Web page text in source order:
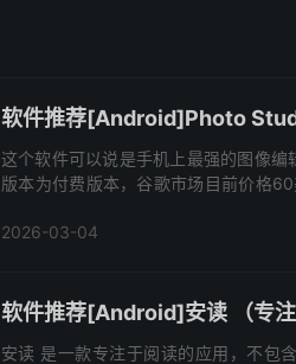
软件推荐[Android]Photo
这个软件可以说是手机上最强的图像
版本为付费版本，谷歌市场目前价格
2026-03-04
软件推荐[Android]安读 （专
安读 是一款专注于阅读的应用，不包